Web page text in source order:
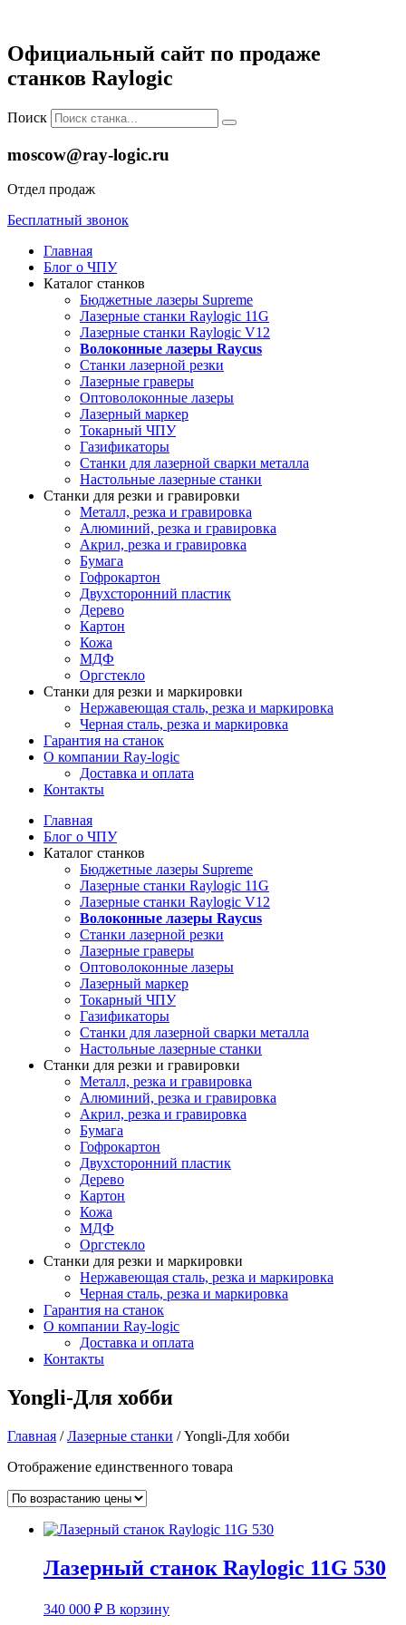
Официальный сайт по продаже
станков Raylogic
Поиск
moscow@ray-logic.ru
Отдел продаж
Бесплатный звонок
Главная
Блог о ЧПУ
Каталог станков
Бюджетные лазеры Supreme
Лазерные станки Raylogic 11G
Лазерные станки Raylogic V12
Волоконные лазеры Raycus
Станки лазерной резки
Лазерные граверы
Оптоволоконные лазеры
Лазерный маркер
Токарный ЧПУ
Газификаторы
Cтанки для лазерной сварки металла
Настольные лазерные станки
Станки для резки и гравировки
Металл, резка и гравировка
Алюминий, резка и гравировка
Акрил, резка и гравировка
Бумага
Гофрокартон
Двухсторонний пластик
Дерево
Картон
Кожа
МДФ
Оргстекло
Станки для резки и маркировки
Нержавеющая сталь, резка и маркировка
Черная сталь, резка и маркировка
Гарантия на станок
О компании Ray-logic
Доставка и оплата
Контакты
Главная
Блог о ЧПУ
Каталог станков
Бюджетные лазеры Supreme
Лазерные станки Raylogic 11G
Лазерные станки Raylogic V12
Волоконные лазеры Raycus
Станки лазерной резки
Лазерные граверы
Оптоволоконные лазеры
Лазерный маркер
Токарный ЧПУ
Газификаторы
Cтанки для лазерной сварки металла
Настольные лазерные станки
Станки для резки и гравировки
Металл, резка и гравировка
Алюминий, резка и гравировка
Акрил, резка и гравировка
Бумага
Гофрокартон
Двухсторонний пластик
Дерево
Картон
Кожа
МДФ
Оргстекло
Станки для резки и маркировки
Нержавеющая сталь, резка и маркировка
Черная сталь, резка и маркировка
Гарантия на станок
О компании Ray-logic
Доставка и оплата
Контакты
Yongli-Для хобби
Главная /Лазерные станки / Yongli-Для хобби
Отображение единственного товара
Лазерный станок Raylogic 11G 530
340 000 ₽ В корзину